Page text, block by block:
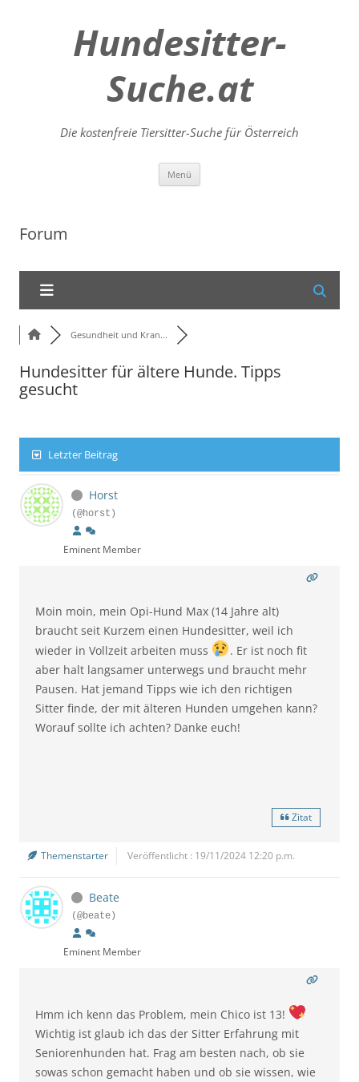
Hundesitter-
Suche.at
Die kostenfreie Tiersitter-Suche für Österreich
Menü
Forum
Gesundheit und Kran...
Hundesitter für ältere Hunde. Tipps
gesucht
Letzter Beitrag
Horst
(@horst)
Eminent Member
Moin moin, mein Opi-Hund Max (14 Jahre alt)
braucht seit Kurzem einen Hundesitter, weil ich
wieder in Vollzeit arbeiten muss
. Er ist noch fit
aber halt langsamer unterwegs und braucht mehr
Pausen. Hat jemand Tipps wie ich den richtigen
Sitter finde, der mit älteren Hunden umgehen kann?
Worauf sollte ich achten? Danke euch!
Zitat
Themenstarter Veröffentlicht : 19/11/2024 12:20 p.m.
Beate
(@beate)
Eminent Member
Hmm ich kenn das Problem, mein Chico ist 13!
Wichtig ist glaub ich das der Sitter Erfahrung mit
Seniorenhunden hat. Frag am besten nach, ob sie
sowas schon gemacht haben und ob sie wissen, wie